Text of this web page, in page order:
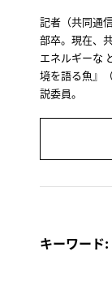
記者（共同通
部卒。現在、
エネルギーな
境を語る魚』
説委員。
キーワード: